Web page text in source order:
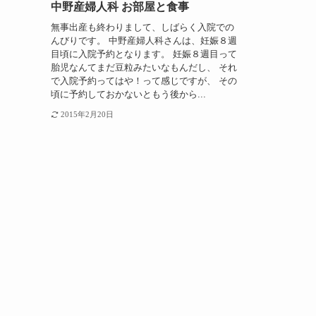
中野産婦人科 お部屋と食事
無事出産も終わりまして、しばらく入院での
んびりです。 中野産婦人科さんは、妊娠８週
目頃に入院予約となります。 妊娠８週目って
胎児なんてまだ豆粒みたいなもんだし、 それ
で入院予約ってはや！って感じですが、 その
頃に予約しておかないともう後から...
2015年2月20日